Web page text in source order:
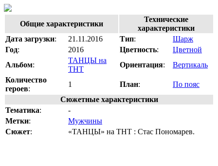
Общие характеристики
Технические
характеристики
Дата загрузки: 21.11.2016 Тип:
Шарж
Год: 2016 Цветность:
Цветной
Альбом:
ТАНЦЫ на
ТНТ
Ориентация:
Вертикаль
Количество
героев:
1 План:
По пояс
Сюжетные характеристики
Тематика:
-
Метки:
Мужчины
Сюжет: «ТАНЦЫ» на ТНТ : Стас Пономарев.